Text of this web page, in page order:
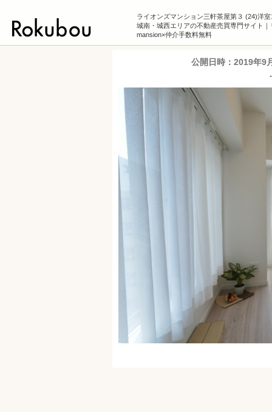
ライオンズマンション三軒茶屋第３ (24)洋
城南・城西エリアの不動産売買専門サイト｜
mansion×仲介手数料無料
公開日時： 2019年9